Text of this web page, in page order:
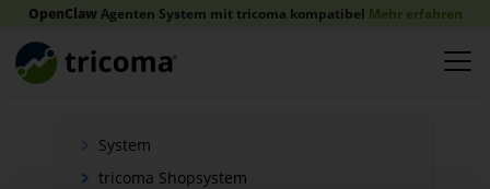
OpenClawAgenten System mit tricoma kompatibel Mehr erfahren
System
tricoma Shopsystem